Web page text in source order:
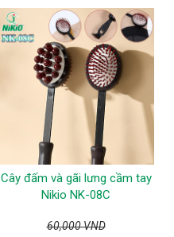
Cây đấm và gãi lưng cầm tay
Nikio NK-08C
60,000 VND